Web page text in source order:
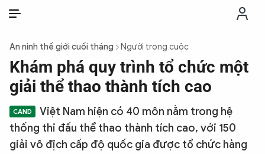
THỜI SỰ
CHỐNG DIỄN BIẾN HÒA BÌNH
CÔNG AN TRONG LÒNG DÂN
An ninh thế giới cuối tháng Người trong cuộc
Khám phá quy trình tổ chức một
giải thể thao thành tích cao
Việt Nam hiện có 40 môn nằm trong hệ
thống thi đấu thể thao thành tích cao, với 150
giải vô địch cấp độ quốc gia được tổ chức hàng